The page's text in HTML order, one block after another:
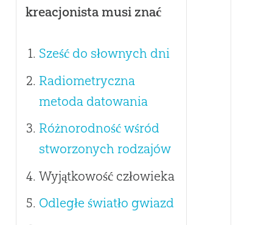
kreacjonista musi znać
Sześć do słownych dni
Radiometryczna
metoda datowania
Różnorodność wśród
stworzonych rodzajów
Wyjątkowość człowieka
Odległe światło gwiazd